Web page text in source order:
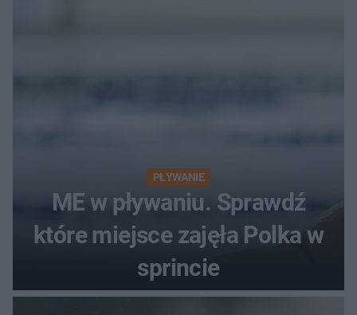
PŁYWANIE
ME w pływaniu. Sprawdź
które miejsce zajęła Polka w
sprincie